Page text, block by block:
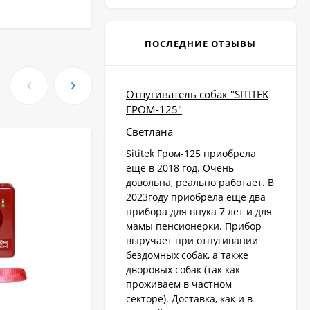
ПОСЛЕДНИЕ ОТЗЫВЫ
Отпугиватель собак "SITITEK
ГРОМ-125"
Светлана
Sititek Гром-125 приобрела
ещё в 2018 год. Очень
довольна, реально работает. В
2023году приобрела ещё два
прибора для внука 7 лет и для
мамы пенсионерки. Прибор
выручает при отпугивании
бездомных собак, а также
дворовых собак (так как
проживаем в частном
секторе). Доставка, как и в